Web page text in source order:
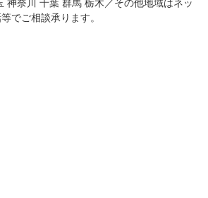
神奈川 千葉 群馬 栃木／その他地域はネッ
でご相談承ります。